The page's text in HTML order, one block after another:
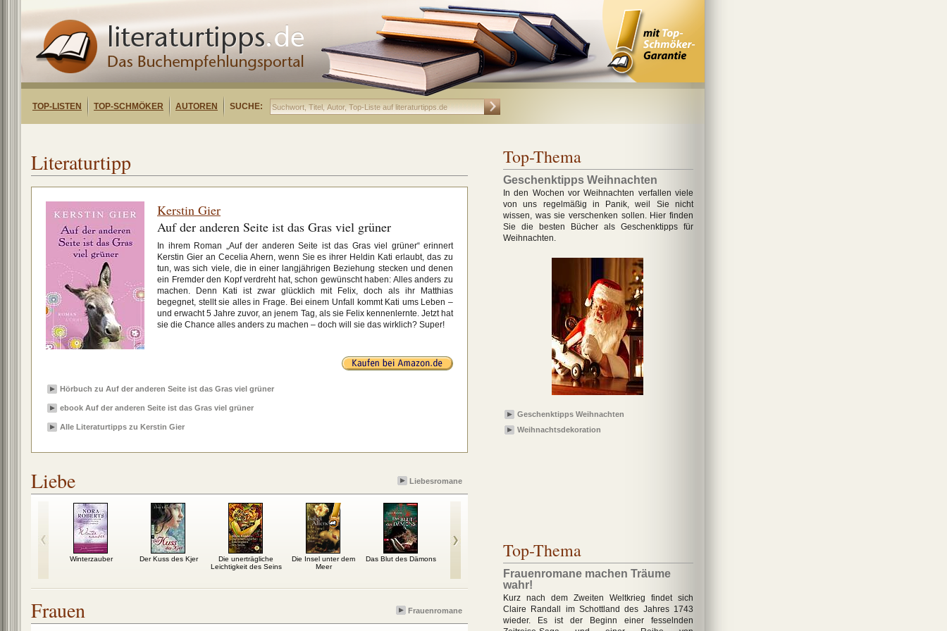
TOP-LISTEN TOP-SCHMÖKER AUTOREN SUCHE:
Literaturtipp
Kerstin Gier
Auf der anderen Seite ist das Gras viel grüner
In ihrem Roman „Auf der anderen Seite ist das Gras viel grüner“ erinnert
Kerstin Gier an Cecelia Ahern, wenn Sie es ihrer Heldin Kati erlaubt, das zu
tun, was sich viele, die in einer langjährigen Beziehung stecken und denen
ein Fremder den Kopf verdreht hat, schon gewünscht haben: Alles anders zu
machen. Denn Kati ist zwar glücklich mit Felix, doch als ihr Matthias
begegnet, stellt sie alles in Frage. Bei einem Unfall kommt Kati ums Leben –
und erwacht 5 Jahre zuvor, an jenem Tag, als sie Felix kennenlernte. Jetzt hat
sie die Chance alles anders zu machen – doch will sie das wirklich? Super!
Hörbuch zu Auf der anderen Seite ist das Gras viel grüner
ebook Auf der anderen Seite ist das Gras viel grüner
Alle Literaturtipps zu Kerstin Gier
Liebe Liebesromane
Winterzauber Der Kuss des Kjer
Die unerträgliche
Leichtigkeit des Seins
Die Insel unter dem
Meer
Das Blut des Dämons Alle sieben Wellen
Auf der Suche nach
Frauen Frauenromane
Top-Thema
Geschenktipps Weihnachten
In den Wochen vor Weihnachten verfallen viele
von uns regelmäßig in Panik, weil Sie nicht
wissen, was sie verschenken sollen. Hier finden
Sie die besten Bücher als Geschenktipps für
Weihnachten.
Geschenktipps Weihnachten
Weihnachtsdekoration
Top-Thema
Frauenromane machen Träume
wahr!
Kurz nach dem Zweiten Weltkrieg findet sich
Claire Randall im Schottland des Jahres 1743
wieder. Es ist der Beginn einer fesselnden